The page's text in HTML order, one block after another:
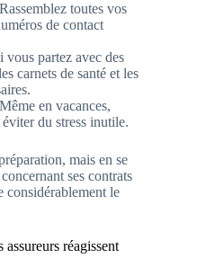
toutes vos
de contact
vous partez avec des
carnets de santé et les
en vacances,
du stress inutile.
mais en se
ses contrats
considérablement le
réagissent